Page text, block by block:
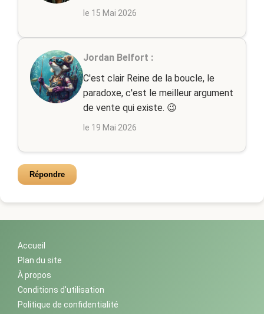
le 15 Mai 2026
Jordan Belfort :
C'est clair Reine de la boucle, le
paradoxe, c'est le meilleur argument
de vente qui existe. 😉
le 19 Mai 2026
Répondre
Accueil
Plan du site
À propos
Conditions d'utilisation
Politique de confidentialité